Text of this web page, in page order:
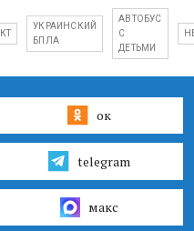
УКРАИНСКИЙ
БПЛА
АВТОБУС
С
ДЕТЬМИ
ок
telegram
макс